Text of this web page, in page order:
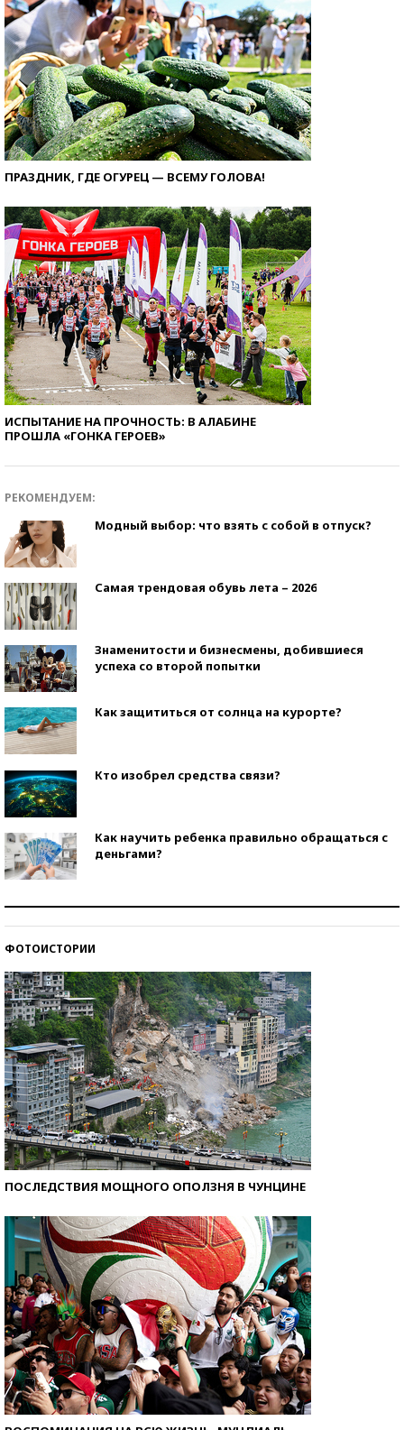
ПРАЗДНИК, ГДЕ ОГУРЕЦ — ВСЕМУ ГОЛОВА!
ИСПЫТАНИЕ НА ПРОЧНОСТЬ: В АЛАБИНЕ
ПРОШЛА «ГОНКА ГЕРОЕВ»
РЕКОМЕНДУЕМ:
Модный выбор: что взять с собой в отпуск?
Самая трендовая обувь лета – 2026
Знаменитости и бизнесмены, добившиеся
успеха со второй попытки
Как защититься от солнца на курорте?
Кто изобрел средства связи?
Как научить ребенка правильно обращаться с
деньгами?
ФОТОИСТОРИИ
ПОСЛЕДСТВИЯ МОЩНОГО ОПОЛЗНЯ В ЧУНЦИНЕ